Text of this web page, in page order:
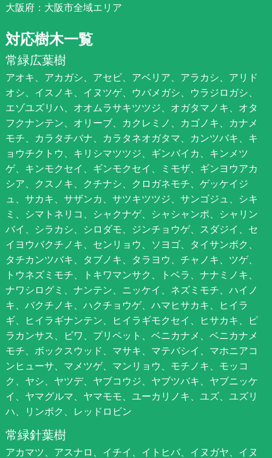
大阪府：大阪市全域エリア
対応樹木一覧
常緑広葉樹
アオキ、アカガシ、アセビ、アベリア、アラカシ、アリド
オシ、イスノキ、イヌツゲ、ウバメガシ、ウラジロガシ、
エゾユズリハ、オオムラサキツツジ、オガタマノキ、オタ
フクナンテン、オリーブ、カクレミノ、カゴノキ、カナメ
モチ、カラタチバナ、カラタネオガタマ、カンツバキ、キ
ョウチクトウ、キリシマツツジ、ギンバイカ、キンメツ
ゲ、キンモクセイ、ギンモクセイ、ミモザ、ギンヨウアカ
シア、クスノキ、クチナシ、クロガネモチ、ゲッケイジ
ュ、サカキ、サザンカ、サツキツツジ、サンゴジュ、シキ
ミ、シマトネリコ、シャクナゲ、シャシャンポ、シャリン
バイ、シラカシ、シロダモ、ジンチョウゲ、スダジイ、セ
イヨウバクチノキ、センリョウ、ソヨゴ、タイサンボク、
タチカンツバキ、タブノキ、タラヨウ、チャノキ、ツゲ、
トウネズミモチ、トキワマンサク、トベラ、ナナミノキ、
ナワシログミ、ナンテン、ニッケイ、ネズミモチ、ハイノ
キ、バクチノキ、ハクチョウゲ、ハマヒサカキ、ヒイラ
ギ、ヒイラギナンテン、ヒイラギモクセイ、ヒサカキ、ピ
ラカンサス、ビワ、プリペット、ベニカナメ、ベニカナメ
モチ、ボックスウッド、マサキ、マテバシイ、マホニアコ
ンヒューサ、マメツゲ、マンリョウ、モチノキ、モッコ
ク、ヤシ、ヤツデ、ヤブコウジ、ヤブツバキ、ヤブニッケ
イ、ヤマグルマ、ヤマモモ、ユーカリノキ、ユズ、ユズリ
ハ、リンボク、レッドロビン
常緑針葉樹
アカマツ、アスナロ、イチイ、イトヒバ、イヌガヤ、イヌ